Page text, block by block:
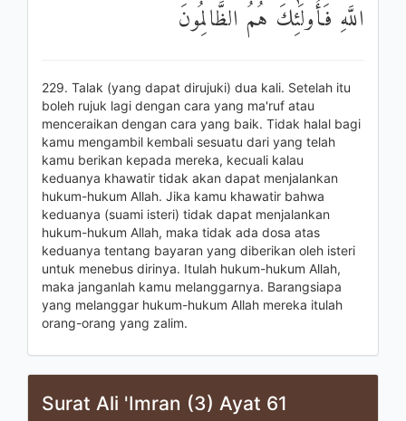
اللَّهِ فَأُولَٰئِكَ هُمُ الظَّالِمُونَ
229. Talak (yang dapat dirujuki) dua kali. Setelah itu
boleh rujuk lagi dengan cara yang ma'ruf atau
menceraikan dengan cara yang baik. Tidak halal bagi
kamu mengambil kembali sesuatu dari yang telah
kamu berikan kepada mereka, kecuali kalau
keduanya khawatir tidak akan dapat menjalankan
hukum-hukum Allah. Jika kamu khawatir bahwa
keduanya (suami isteri) tidak dapat menjalankan
hukum-hukum Allah, maka tidak ada dosa atas
keduanya tentang bayaran yang diberikan oleh isteri
untuk menebus dirinya. Itulah hukum-hukum Allah,
maka janganlah kamu melanggarnya. Barangsiapa
yang melanggar hukum-hukum Allah mereka itulah
orang-orang yang zalim.
Surat Ali 'Imran (3) Ayat 61